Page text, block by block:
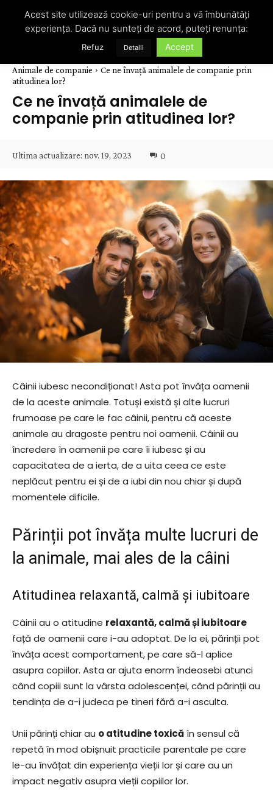
Animale de companie
Ce ne învață animalele de companie prin
atitudinea lor?
Ce ne învață animalele de
companie prin atitudinea lor?
Ultima actualizare: nov. 19, 2023 0
Câinii iubesc necondiționat! Asta pot învăța oamenii
de la aceste animale. Totuși există și alte lucruri
frumoase pe care le fac câinii, pentru că aceste
animale au dragoste pentru noi oamenii. Câinii au
încredere în oamenii pe care îi iubesc și au
capacitatea de a ierta, de a uita ceea ce este
neplăcut pentru ei și de a iubi din nou chiar și după
momentele dificile.
Părinții pot învăța multe lucruri de
la animale, mai ales de la câini
Atitudinea relaxantă, calmă și iubitoare
Câinii au o atitudine relaxantă, calmă și iubitoare
față de oamenii care i-au adoptat. De la ei, părinții pot
învăța acest comportament, pe care să-l aplice
asupra copiilor. Asta ar ajuta enorm îndeosebi atunci
când copiii sunt la vârsta adolescenței, când părinții au
tendința de a-i judeca pe tineri fără a-i asculta.
Unii părinți chiar au o atitudine toxicăîn sensul că
repetă în mod obișnuit practicile parentale pe care
le-au învățat din experiența vieții lor și care au un
impact negativ asupra vieții copiilor lor.
Acest site utilizează cookie-uri pentru a vă îmbunătăți
experiența. Dacă nu sunteți de acord, puteți renunța:
Refuz Detalii Accept